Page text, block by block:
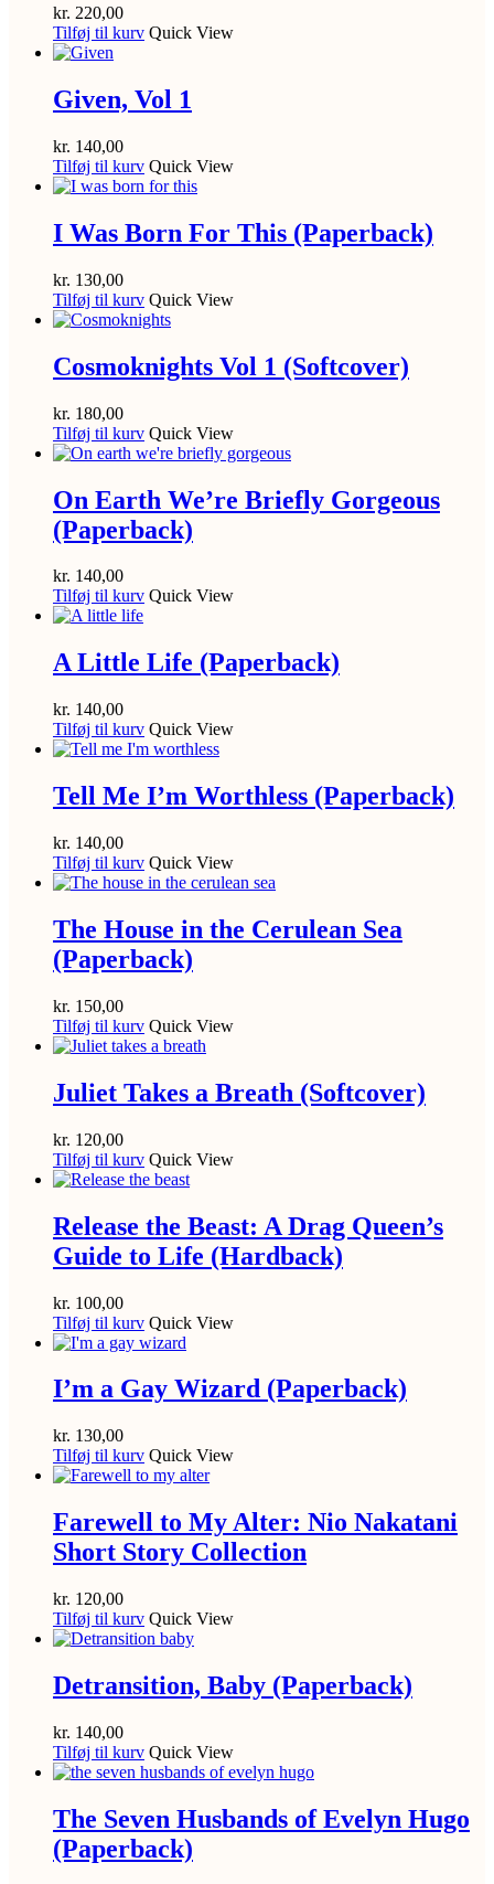
kr. 220,00
Tilføj til kurv Quick View
Given, Vol 1
kr. 140,00
Tilføj til kurv Quick View
I Was Born For This (Paperback)
kr. 130,00
Tilføj til kurv Quick View
Cosmoknights Vol 1 (Softcover)
kr. 180,00
Tilføj til kurv Quick View
On Earth We’re Briefly Gorgeous
(Paperback)
kr. 140,00
Tilføj til kurv Quick View
A Little Life (Paperback)
kr. 140,00
Tilføj til kurv Quick View
Tell Me I’m Worthless (Paperback)
kr. 140,00
Tilføj til kurv Quick View
The House in the Cerulean Sea
(Paperback)
kr. 150,00
Tilføj til kurv Quick View
Juliet Takes a Breath (Softcover)
kr. 120,00
Tilføj til kurv Quick View
Release the Beast: A Drag Queen’s
Guide to Life (Hardback)
kr. 100,00
Tilføj til kurv Quick View
I’m a Gay Wizard (Paperback)
kr. 130,00
Tilføj til kurv Quick View
Farewell to My Alter: Nio Nakatani
Short Story Collection
kr. 120,00
Tilføj til kurv Quick View
Detransition, Baby (Paperback)
kr. 140,00
Tilføj til kurv Quick View
The Seven Husbands of Evelyn Hugo
(Paperback)